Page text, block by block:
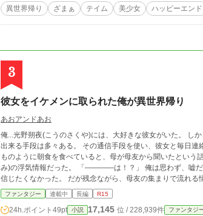
異世界帰り ざまぁ テイム 美少女 ハッピーエンド
3
彼女をイケメンに取られた俺が異世界帰り
あおアンドあお
俺...光野朔夜(こうのさくや)には、大好きな彼女がいた。 しかし親の都合で遠くへと転校してしまった。 だが今は遠くの人と通信が
出来る手段は多々ある。 その通信手段を使い、彼女と毎日連絡を取り合っていた。 ―――そんな恋愛関係が続くこと、数ヶ月。 いつ
ものように朝食を食べていると、母が母友から聞いたという話を 俺に教えてきた。 ―――それは
み)の浮気情報だった。 「――――は！？」 俺は思わず、嘘だろうという声が口から洩れてしまう。 あいつが浮気してをいたなんて
信じたくなかった。 だが残念ながら、母友の集まりで流れる情報はガセがない事で 有名だった。 恵美の浮気にショックを受けた俺
は、未練が残らないようにと、 あいつとの連絡手段の全て絶ち切った。 恵美の浮気を聞かされ、一体どれだけの
か？ 時が経てば、少しずつあいつの事を忘れていくものだと思っていた。 ―――だが、現実は厳しかった。 幾ら時が過ぎろうとも、
未だに恵美の裏切りを忘れる事なんて 出来ずにいた。 ......そんな日々が幾ばくか過ぎ去った、とある日。 ―――――俺はトラックに
ファンタジー 連載中 長編 R15
24h.ポイント 49pt 小説 17,145 位 / 228,939件 ファンタジ